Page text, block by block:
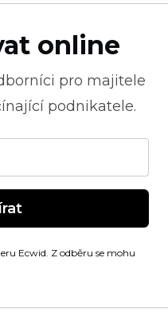
online
pro majitele
podnikatele.
Ecwid. Z odběru se mohu